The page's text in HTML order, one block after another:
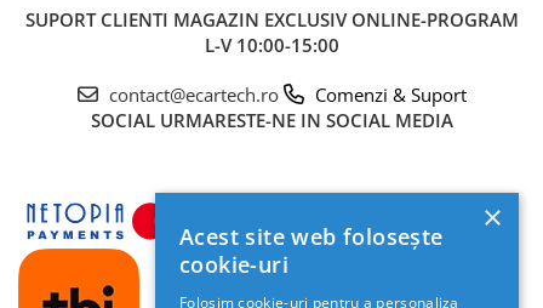
SUPORT CLIENTI MAGAZIN EXCLUSIV ONLINE-PROGRAM
L-V 10:00-15:00
contact@ecartech.ro
Comenzi & Suport
SOCIAL URMARESTE-NE IN SOCIAL MEDIA
×
Acest site web folosește
cookie-uri
Folosim cookie-uri pentru a personaliza